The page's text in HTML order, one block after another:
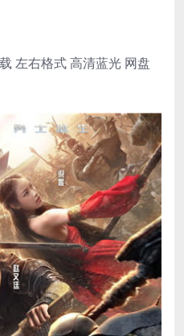
左右格式 高清蓝光 网盘